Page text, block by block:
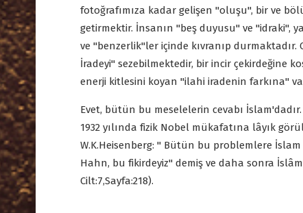
fotoğrafımıza kadar gelişen "oluşu", bir ve
getirmektir. İnsanın "beş duyusu" ve "idraki",
ve "benzerlik"ler içinde kıvranıp
İradeyi" sezebilmektedir, bir incir çekirdeğine
enerji kitlesini koyan "ilahi iradenin farkına"
Evet, bütün bu meselelerin cevabı
1932 yılında fizik Nobel mükafatına lâyık
W.K.Heisenberg: " Bütün bu problemlere
Hahn, bu fikirdeyiz" demiş ve daha sonra
Cilt:7,Sayfa:218).